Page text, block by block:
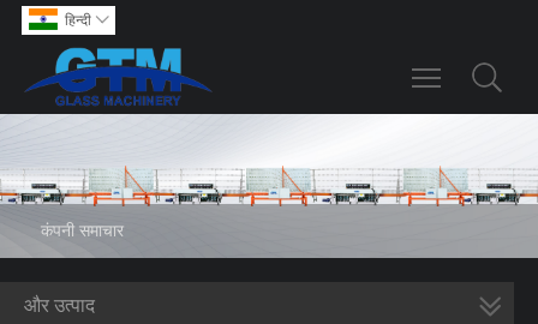
हिन्दी 
Toggle
कंपनी समाचार
और उत्पाद